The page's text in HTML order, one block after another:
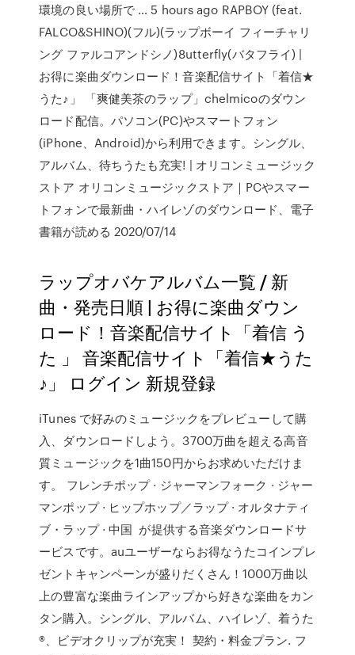
環境の良い場所で … 5 hours ago RAPBOY (feat.
FALCO&SHINO)(フル)(ラップボーイ フィーチャリ
ング ファルコアンドシノ)8utterfly(バタフライ) |
お得に楽曲ダウンロード！音楽配信サイト「着信★
うた♪」 「爽健美茶のラップ」chelmicoのダウン
ロード配信。パソコン(PC)やスマートフォン
(iPhone、Android)から利用できます。シングル、
アルバム、待ちうたも充実! | オリコンミュージック
ストア オリコンミュージックストア｜PCやスマー
トフォンで最新曲・ハイレゾのダウンロード、電子
書籍が読める 2020/07/14
ラップオバケアルバム一覧 / 新
曲・発売日順 | お得に楽曲ダウン
ロード！音楽配信サイト「着信 う
た 」 音楽配信サイト「着信★うた
♪」 ログイン 新規登録
iTunes で好みのミュージックをプレビューして購
入、ダウンロードしよう。3700万曲を超える高音
質ミュージックを1曲150円からお求めいただけま
す。 フレンチポップ · ジャーマンフォーク · ジャー
マンポップ · ヒップホップ／ラップ · オルタナティ
ブ・ラップ · 中国 が提供する音楽ダウンロードサ
ービスです。auユーザーならお得なうたコインプレ
ゼントキャンペーンが盛りだくさん！1000万曲以
上の豊富な楽曲ラインアップから好きな楽曲をカン
タン購入。シングル、アルバム、ハイレゾ、着うた
®、ビデオクリップが充実！ 契約・料金プラン. フ